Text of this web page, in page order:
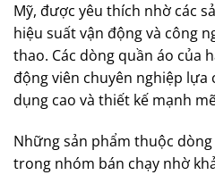
Mỹ, được yêu thích nhờ các
hiệu suất vận động và công
thao. Các dòng quần áo của
động viên chuyên nghiệp
dụng cao và thiết kế mạnh
Những sản phẩm thuộc
trong nhóm bán chạy nhờ